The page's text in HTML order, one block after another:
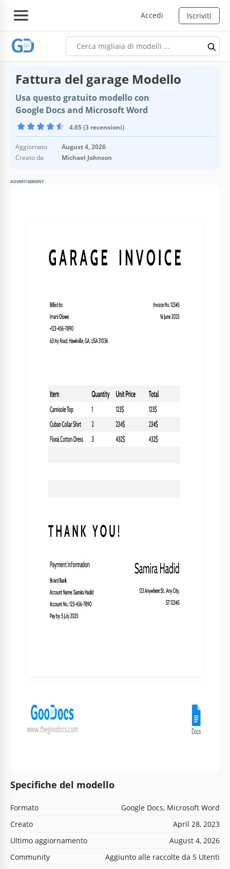
Accedi Iscriviti
Fattura del garage Modello
Usa questo gratuito modello con
Google Docs and Microsoft Word
4.65 (3 recensioni)
Aggiornato
August 4, 2026
Creato da
Michael Johnson
ADVERTISEMENT
Specifiche del modello
Formato
Google Docs, Microsoft Word
Creato
April 28, 2023
Ultimo aggiornamento
August 4, 2026
Community
Aggiunto alle raccolte da 5 Utenti